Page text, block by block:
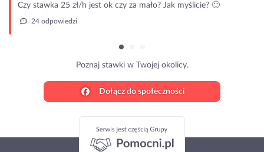
Czy stawka 25 zł/h jest ok czy za mało? Jak myślicie? 🙂
24 odpowiedzi
Poznaj stawki w Twojej okolicy.
Dołącz do społeczności